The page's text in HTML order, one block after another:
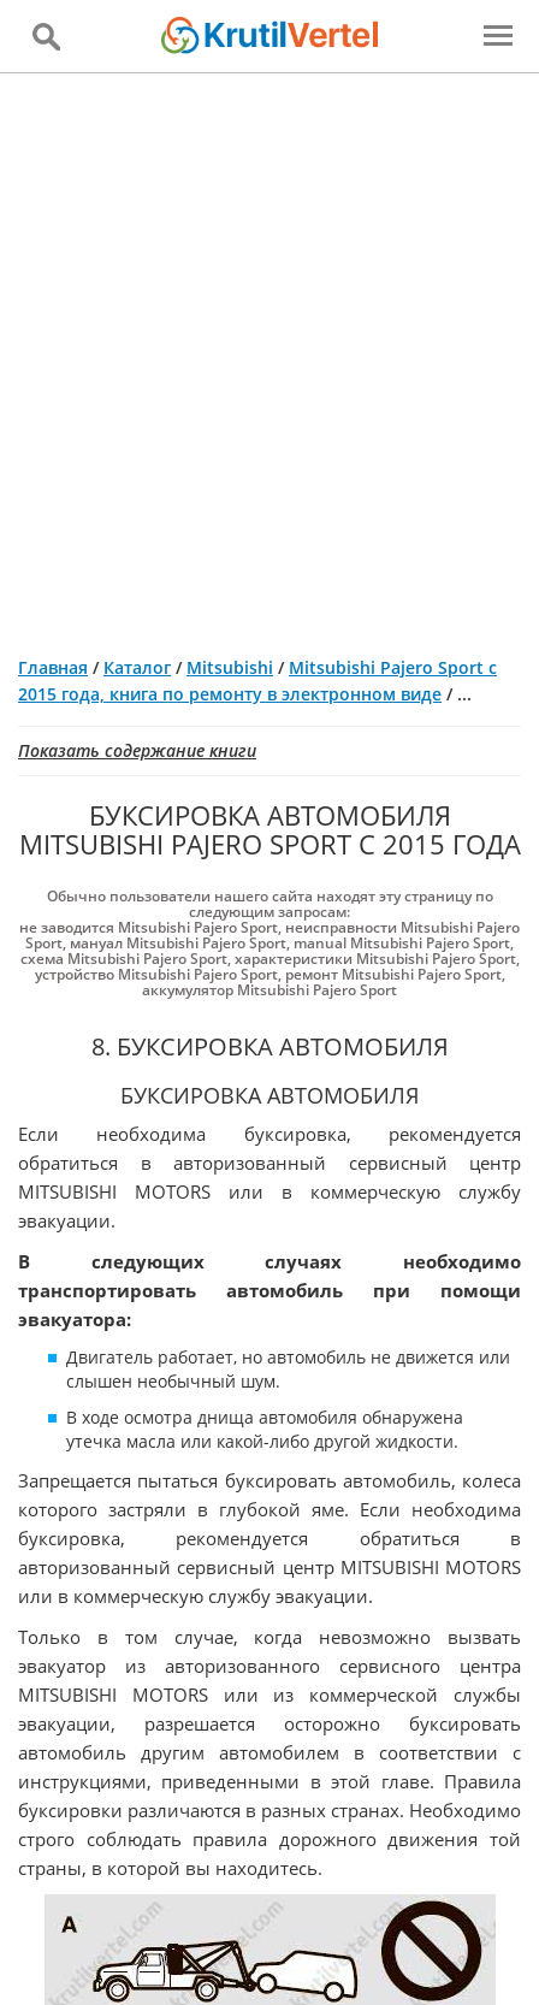
Главная / Каталог / Mitsubishi / Mitsubishi Pajero Sport с
2015 года, книга по ремонту в электронном виде / ...
Показать содержание книги
БУКСИРОВКА АВТОМОБИЛЯ
MITSUBISHI PAJERO SPORT С 2015 ГОДА
Обычно пользователи нашего сайта находят эту страницу по
следующим запросам:
не заводится Mitsubishi Pajero Sport, неисправности Mitsubishi Pajero
Sport, мануал Mitsubishi Pajero Sport, manual Mitsubishi Pajero Sport,
схема Mitsubishi Pajero Sport,характеристики Mitsubishi Pajero Sport,
устройство Mitsubishi Pajero Sport, ремонт Mitsubishi Pajero Sport,
аккумулятор Mitsubishi Pajero Sport
8. БУКСИРОВКА АВТОМОБИЛЯ
БУКСИРОВКА АВТОМОБИЛЯ
Если необходима буксировка, рекомендуется
обратиться в авторизованный сервисный центр
MITSUBISHI MOTORS или в коммерческую службу
эвакуации.
В следующих случаях необходимо
транспортировать автомобиль при помощи
эвакуатора:
Двигатель работает, но автомобиль не движется или
слышен необычный шум.
В ходе осмотра днища автомобиля обнаружена
утечка масла или какой-либо другой жидкости.
Запрещается пытаться буксировать автомобиль, колеса
которого застряли в глубокой яме. Если необходима
буксировка, рекомендуется обратиться в
авторизованный сервисный центр MITSUBISHI MOTORS
или в коммерческую службу эвакуации.
Только в том случае, когда невозможно вызвать
эвакуатор из авторизованного сервисного центра
MITSUBISHI MOTORS или из коммерческой службы
эвакуации, разрешается осторожно буксировать
автомобиль другим автомобилем в соответствии с
инструкциями, приведенными в этой главе. Правила
буксировки различаются в разных странах. Необходимо
строго соблюдать правила дорожного движения той
страны, в которой вы находитесь.